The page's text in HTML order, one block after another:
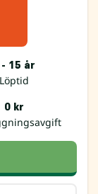
- 15 år
Löptid
0 kr